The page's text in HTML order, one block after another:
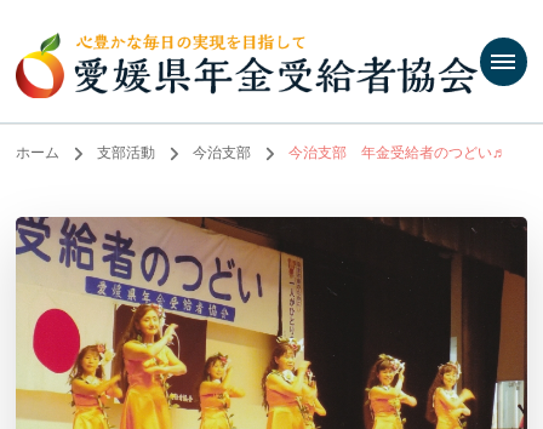
ホーム 支部活動 今治支部 今治支部 年金受給者のつどい♬